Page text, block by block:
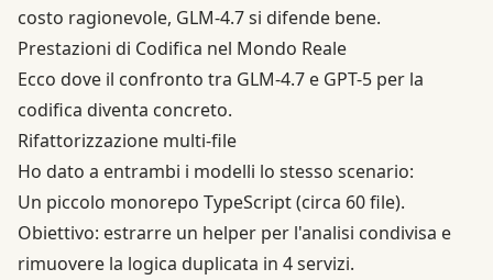
costo ragionevole, GLM-4.7 si difende bene.
Prestazioni di Codifica nel Mondo Reale
Ecco dove il confronto tra GLM-4.7 e GPT-5 per la
codifica diventa concreto.
Rifattorizzazione multi-file
Ho dato a entrambi i modelli lo stesso scenario:
Un piccolo monorepo TypeScript (circa 60 file).
Obiettivo: estrarre un helper per l'analisi condivisa e
rimuovere la logica duplicata in 4 servizi.